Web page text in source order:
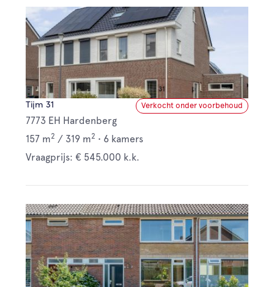
Verkocht onder voorbehoud
Tijm 31
7773 EH Hardenberg
157 m2 / 319 m2 • 6 kamers
Vraagprijs: € 545.000 k.k.